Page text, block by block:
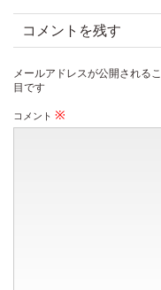
コメントを残す
メールアドレスが公開される
目です
コメント ※